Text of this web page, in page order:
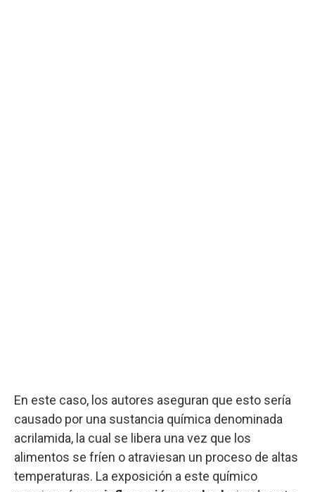
En este caso, los autores aseguran que esto sería
causado por una sustancia química denominada
acrilamida, la cual se libera una vez que los
alimentos se fríen o atraviesan un proceso de altas
temperaturas. La exposición a este químico